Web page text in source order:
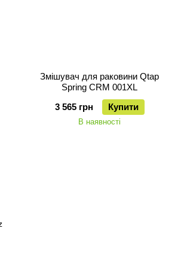
Змішувач для раковини Qtap
Spring CRM 001XL
3 565 грн
Купити
В наявності